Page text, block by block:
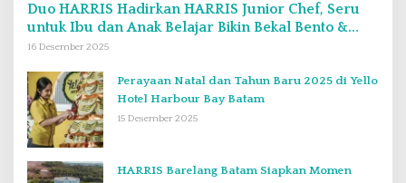
Duo HARRIS Hadirkan HARRIS Junior Chef, Seru
untuk Ibu dan Anak Belajar Bikin Bekal Bento &
Kimbab
16 Desember 2025
Perayaan Natal dan Tahun Baru 2025 di Yello
Hotel Harbour Bay Batam
15 Desember 2025
HARRIS Barelang Batam Siapkan Momen